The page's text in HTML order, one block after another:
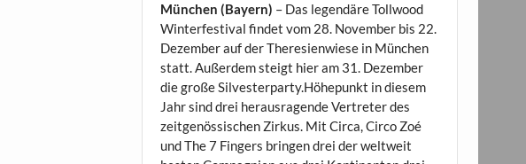
München (Bayern) – Das legendäre Tollwood
Winterfestival findet vom 28. November bis 22.
Dezember auf der Theresienwiese in München
statt. Außerdem steigt hier am 31. Dezember
die große Silvesterparty.Höhepunkt in diesem
Jahr sind drei herausragende Vertreter des
zeitgenössischen Zirkus. Mit Circa, Circo Zoé
und The 7 Fingers bringen drei der weltweit